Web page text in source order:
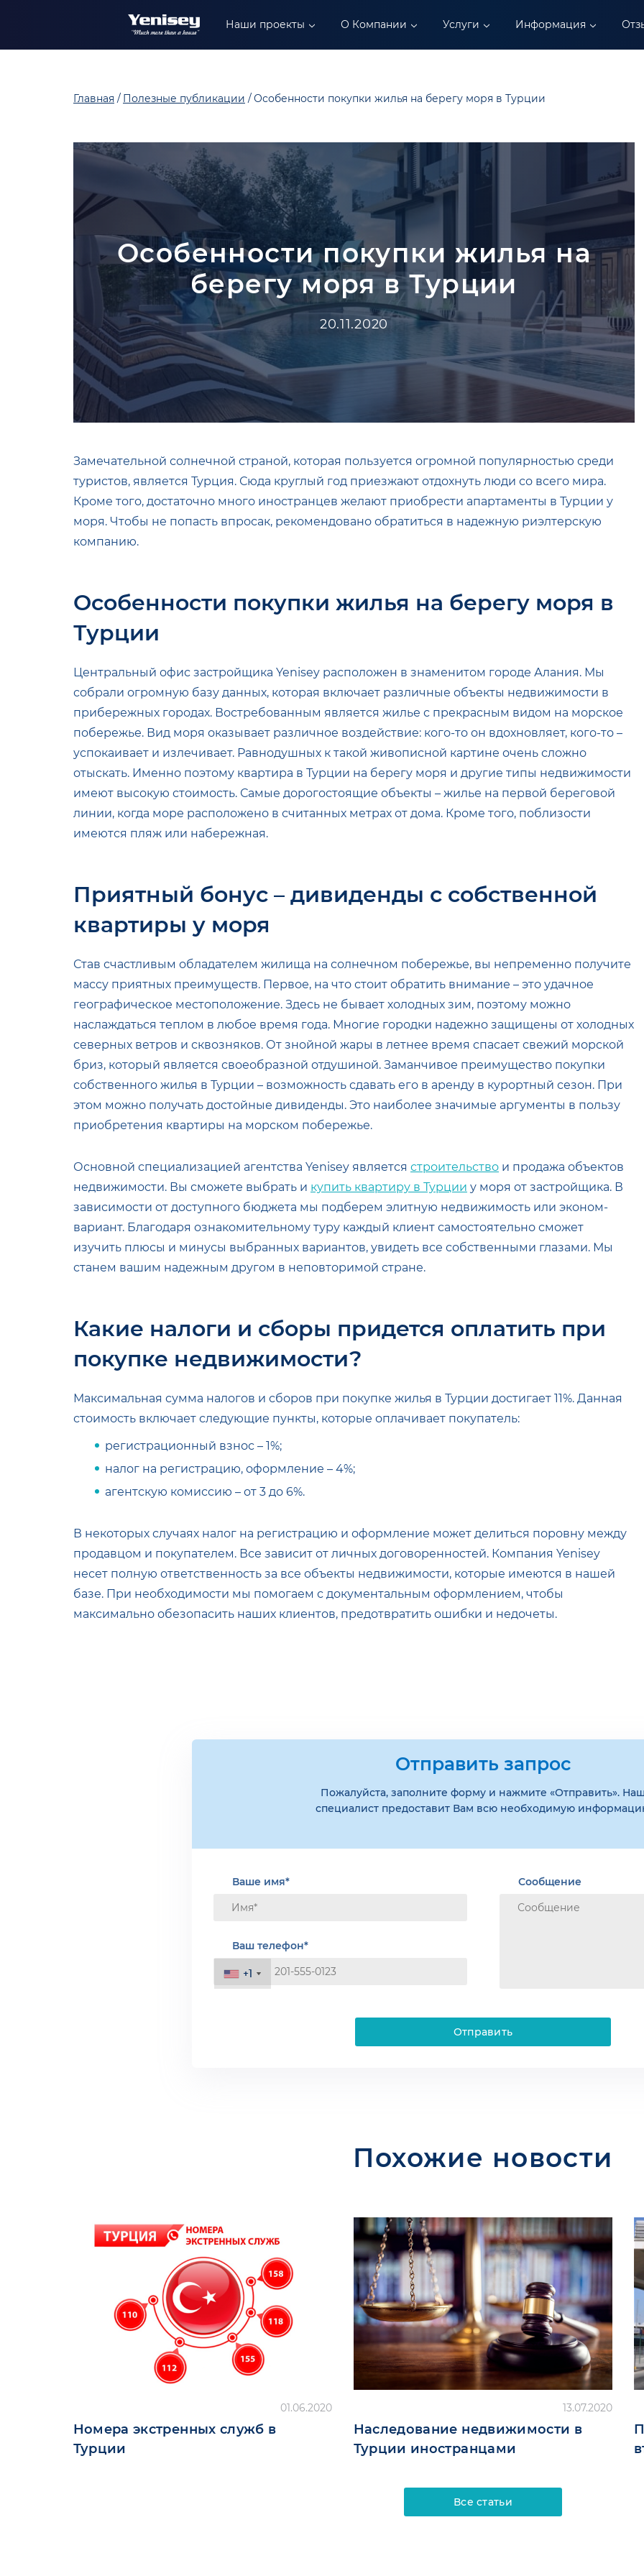
+90 549 402 88 89
Наши проекты О Компании Услуги Информация
Главная Полезные публикации Особенности покупки жилья на берегу моря в Турции
Особенности покупки жилья на
берегу моря в Турции
20.11.2020
Замечательной солнечной страной, которая пользуется огромной популярностью среди
туристов, является Турция. Сюда круглый год приезжают отдохнуть люди со всего мира.
Кроме того, достаточно много иностранцев желают приобрести апартаменты в Турции у
моря. Чтобы не попасть впросак, рекомендовано обратиться в надежную риэлтерскую
компанию.
Особенности покупки жилья на берегу моря в
Турции
Центральный офис застройщика Yenisey расположен в знаменитом городе Алания. Мы
собрали огромную базу данных, которая включает различные объекты недвижимости в
прибережных городах. Востребованным является жилье с прекрасным видом на морское
побережье. Вид моря оказывает различное воздействие: кого-то он вдохновляет, кого-то –
успокаивает и излечивает. Равнодушных к такой живописной картине очень сложно
отыскать. Именно поэтому квартира в Турции на берегу моря и другие типы недвижимости
имеют высокую стоимость. Самые дорогостоящие объекты – жилье на первой береговой
линии, когда море расположено в считанных метрах от дома. Кроме того, поблизости
имеются пляж или набережная.
Приятный бонус – дивиденды с собственной
квартиры у моря
Став счастливым обладателем жилища на солнечном побережье, вы непременно получите
массу приятных преимуществ. Первое, на что стоит обратить внимание – это удачное
географическое местоположение. Здесь не бывает холодных зим, поэтому можно
наслаждаться теплом в любое время года. Многие городки надежно защищены от холодных
северных ветров и сквозняков. От знойной жары в летнее время спасает свежий морской
бриз, который является своеобразной отдушиной. Заманчивое преимущество покупки
собственного жилья в Турции – возможность сдавать его в аренду в курортный сезон. При
этом можно получать достойные дивиденды. Это наиболее значимые аргументы в пользу
приобретения квартиры на морском побережье.
Основной специализацией агентства Yenisey является строительство и продажа объектов
недвижимости. Вы сможете выбрать и купить квартиру в Турции у моря от застройщика. В
зависимости от доступного бюджета мы подберем элитную недвижимость или эконом-
вариант. Благодаря ознакомительному туру каждый клиент самостоятельно сможет
изучить плюсы и минусы выбранных вариантов, увидеть все собственными глазами. Мы
станем вашим надежным другом в неповторимой стране.
Какие налоги и сборы придется оплатить при
покупке недвижимости?
Максимальная сумма налогов и сборов при покупке жилья в Турции достигает 11%. Данная
стоимость включает следующие пункты, которые оплачивает покупатель:
регистрационный взнос – 1%;
налог на регистрацию, оформление – 4%;
агентскую комиссию – от 3 до 6%.
В некоторых случаях налог на регистрацию и оформление может делиться поровну между
продавцом и покупателем. Все зависит от личных договоренностей. Компания Yenisey
несет полную ответственность за все объекты недвижимости, которые имеются в нашей
базе. При необходимости мы помогаем с документальным оформлением, чтобы
максимально обезопасить наших клиентов, предотвратить ошибки и недочеты.
Отправить запрос
Пожалуйста, заполните форму и нажмите «Отправить».
специалист предоставит Вам всю необходимую
Ваше имя*
Ваш телефон*
+1
+1
Сообщение
Отправить
Похожие новости
01.06.2020
Номера экстренных служб в
Турции
13.07.2020
Наследование недвижимости в
Турции иностранцами
Все статьи